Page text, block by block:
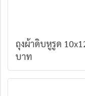
ถุงผ้าดิบหูรูด
บาท